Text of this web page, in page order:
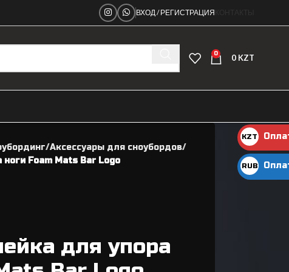
ВХОД / РЕГИСТРАЦИЯ
0 0 KZT
Ниппеля
Рамы велосипедные
Аксессуары для сноубордов
Foam Mats Bar Logo
для упора
KZT
KZT
RUB
руб.